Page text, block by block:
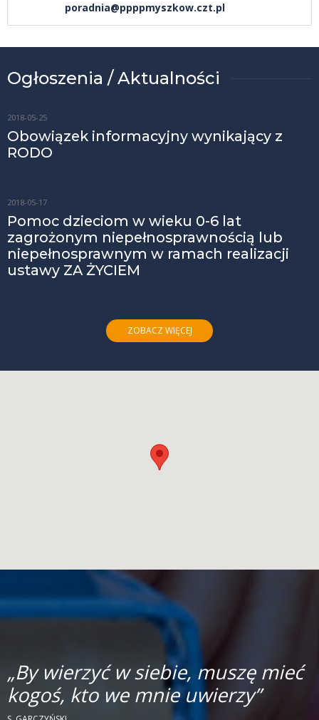
poradnia@ppppmyszkow.czt.pl
Ogłoszenia / Aktualności
2018-05-25
Obowiązek informacyjny wynikający z
RODO
2018-05-17
Pomoc dzieciom w wieku 0-6 lat
zagrożonym niepełnosprawnością lub
niepełnosprawnym w ramach realizacji
ustawy ZA ŻYCIEM
ZOBACZ WIĘCEJ
„By wierzyć w siebie, muszę mieć
kogoś, kto we mnie uwierzy”